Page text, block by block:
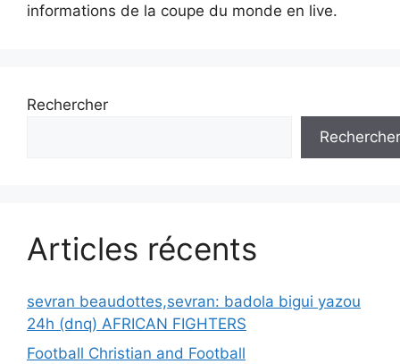
informations de la coupe du monde en live.
Rechercher
Rechercher
Articles récents
sevran beaudottes,sevran: badola bigui yazou
24h (dnq) AFRICAN FIGHTERS
Football Christian and Football